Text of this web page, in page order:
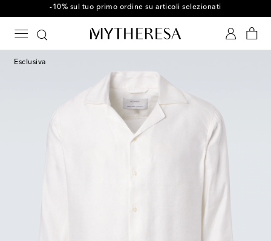
-10% sul tuo primo ordine su articoli selezionati
Esclusiva